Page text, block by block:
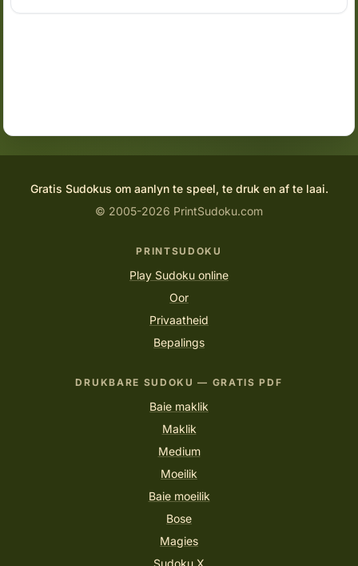
Gratis Sudokus om aanlyn te speel, te druk en af te laai.
© 2005-2026 PrintSudoku.com
PRINTSUDOKU
Play Sudoku online
Oor
Privaatheid
Bepalings
DRUKBARE SUDOKU — GRATIS PDF
Baie maklik
Maklik
Medium
Moeilik
Baie moeilik
Bose
Magies
Sudoku X